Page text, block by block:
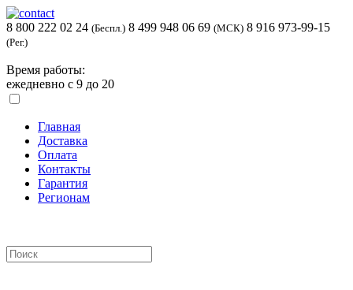
8 800 222 02 24 (Беспл.) 8 499 948 06 69 (МСК) 8 916 973-99-15
(Рег.)
Время работы:
ежедневно с 9 до 20
Главная
Доставка
Оплата
Контакты
Гарантия
Регионам